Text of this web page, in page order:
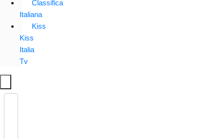
Classifica
Italiana
Kiss
Kiss
Italia
Tv